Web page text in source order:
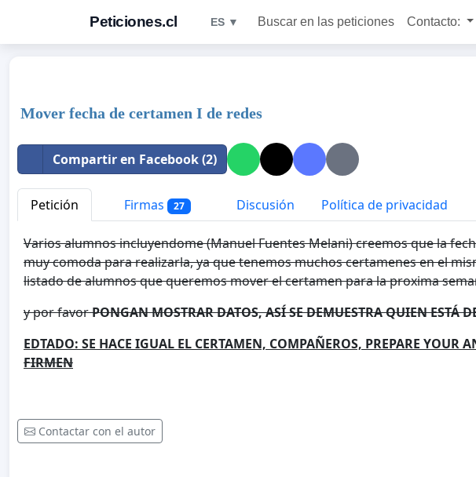
Peticiones.cl ES ▼ Buscar en las peticiones Contacto:
Mover fecha de certamen I de redes
Compartir en Facebook (2)
Petición Firmas 27 Discusión Política de privacidad
Varios alumnos incluyendome (Manuel Fuentes Melani) creemos que la
muy comoda para realizarla, ya que tenemos muchos certamenes en el
listado de alumnos que queremos mover el certamen para la proxima
y por favorPONGAN MOSTRAR DATOS, ASÍ SE DEMUESTRA QUIEN ESTÁ
EDTADO: SE HACE IGUAL EL CERTAMEN, COMPAÑEROS, PREPARE YOUR
FIRMEN
Contactar con el autor